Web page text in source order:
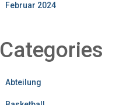
Februar 2024
Categories
Abteilung